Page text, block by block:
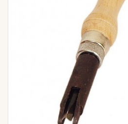
La fonction principale de
est de marquer le cuir
guider les plis ou les
profondeur et
l'artisan crée des lignes
des repères pour les
l'alignement parfait des
pièce. Cet outil permet
minutieuse avant même